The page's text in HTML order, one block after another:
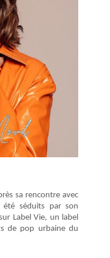
sa rencontre avec
séduits par son
Label Vie, un label
de pop urbaine du